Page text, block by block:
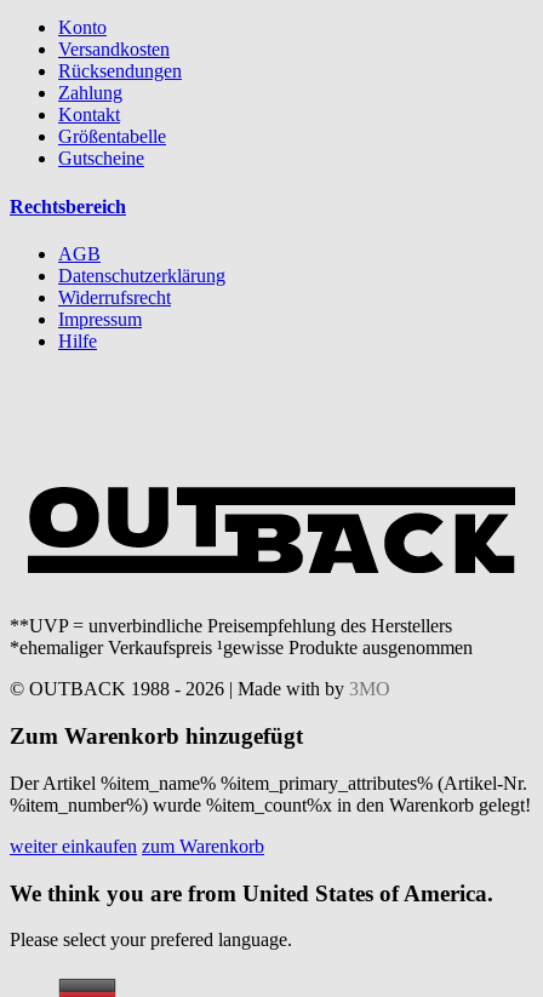
Konto
Versandkosten
Rücksendungen
Zahlung
Kontakt
Größentabelle
Gutscheine
Rechtsbereich
AGB
Datenschutzerklärung
Widerrufsrecht
Impressum
Hilfe
**UVP = unverbindliche Preisempfehlung des Herstellers
*ehemaliger Verkaufspreis ¹gewisse Produkte ausgenommen
© OUTBACK 1988 - 2026 | Made with by 3MO
Zum Warenkorb hinzugefügt
Der Artikel %item_name% %item_primary_attributes% (Artikel-Nr.
%item_number%) wurde %item_count%x in den Warenkorb gelegt!
weiter einkaufen zum Warenkorb
We think you are from United States of America.
Please select your prefered language.